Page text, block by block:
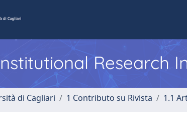
Research
di Cagliari 1 Contributo su Rivista 1.1